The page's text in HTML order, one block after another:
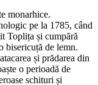
monarhice.
pe la 1785, când
Toplița și cumpără
bisericuță de lemn.
și prădarea din
o perioadă de
schituri și